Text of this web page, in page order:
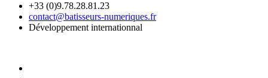
+33 (0)9.78.28.81.23
contact@batisseurs-numeriques.fr
Développement internationnal